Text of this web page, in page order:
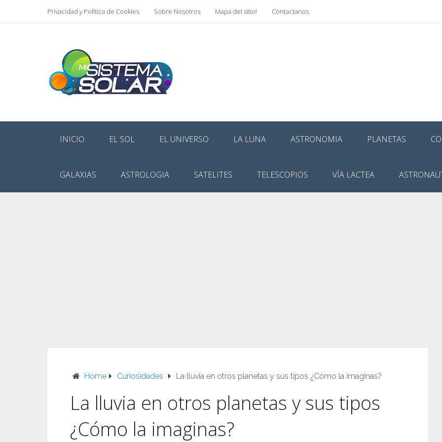
Privacidad y Política de Cookies Sobre Nosotros Mapa del sitio! Contactanos
INICIO EL SOL EL UNIVERSO LA LUNA ASTRONOMIA PLANETAS
GALAXIAS ASTROLOGIA SATELITES TELESCOPIOS VÍA LACTEA
Home Curiosidades La lluvia en otros planetas y sus tipos ¿Cómo la imaginas?
La lluvia en otros planetas y sus tipos
¿Cómo la imaginas?